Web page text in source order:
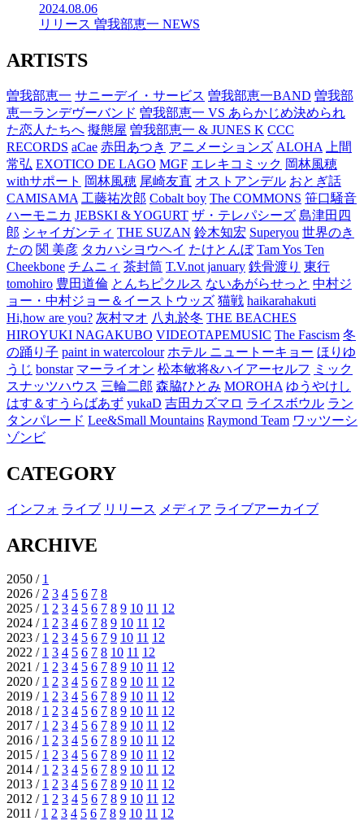
2024.08.06
リリース 曽我部恵一 NEWS
ARTISTS
曽我部恵一 サニーデイ・サービス 曽我部恵一BAND 曽我部
恵一ランデヴーバンド 曽我部恵一 VS あらかじめ決められ
た恋人たちへ 擬態屋 曽我部恵一 & JUNES K CCC
RECORDS aCae 赤田あつき アニメーションズ ALOHA
上間
常弘 EXOTICO DE LAGO MGF エレキコミック 岡林風穂
withサポート 岡林風穂 尾崎友直 オストアンデル おとぎ話
CAMISAMA 工藤祐次郎 Cobalt boy The COMMONS 笹口騒音
ハーモニカ JEBSKI & YOGURT ザ・テレパシーズ 島津田四
郎 シャイガンティ THE SUZAN 鈴木知宏 Superyou 世界のき
たの 関 美彦 タカハシヨウヘイ たけとんぼ Tam Yos Ten
Cheekbone チムニィ 茶封筒 T.V.not january 鉄骨渡り 東行
tomohiro 豊田道倫 とんちピクルス ないあがらせっと 中村ジ
ョー・中村ジョー＆イーストウッズ 猫戦 haikarahakuti
Hi,how are you? 灰村マオ 八丸於冬 THE BEACHES
HIROYUKI NAGAKUBO VIDEOTAPEMUSIC The Fascism 冬
の踊り子 paint in watercolour ホテル ニュートーキョー ほりゆ
うじ bonstar マーライオン 松本敏将&ハイアーセルフ ミック
スナッツハウス 三輪二郎 森脇ひとみ MOROHA ゆうやけし
はす＆すうらばあず yukaD 吉田カズマロ ライスボウル ラン
タンパレード Lee&Small Mountains Raymond Team ワッツーシ
ゾンビ
CATEGORY
インフォ ライブ リリース メディア ライブアーカイブ
ARCHIVE
2050 / 1
2026 /2 3 4 5 6 7 8
2025 / 1 2 3 4 5 6 7 8 9 10 11 12
2024 / 1 2 3 4 6 7 8 9 10 11 12
2023 / 1 2 3 4 5 6 7 9 10 11 12
2022 / 1 3 4 5 6 7 8 10 11 12
2021 / 1 2 3 4 5 6 7 8 9 10 11 12
2020 / 1 2 3 4 5 6 7 8 9 10 11 12
2019 / 1 2 3 4 5 6 7 8 9 10 11 12
2018 / 1 2 3 4 5 6 7 8 9 10 11 12
2017 / 1 2 3 4 5 6 7 8 9 10 11 12
2016 / 1 2 3 4 5 6 7 8 9 10 11 12
2015 / 1 2 3 4 5 6 7 8 9 10 11 12
2014 / 1 2 3 4 5 6 7 8 9 10 11 12
2013 / 1 2 3 4 5 6 7 8 9 10 11 12
2012 / 1 2 3 4 5 6 7 8 9 10 11 12
2011 / 1 2 3 4 5 6 7 8 9 10 11 12